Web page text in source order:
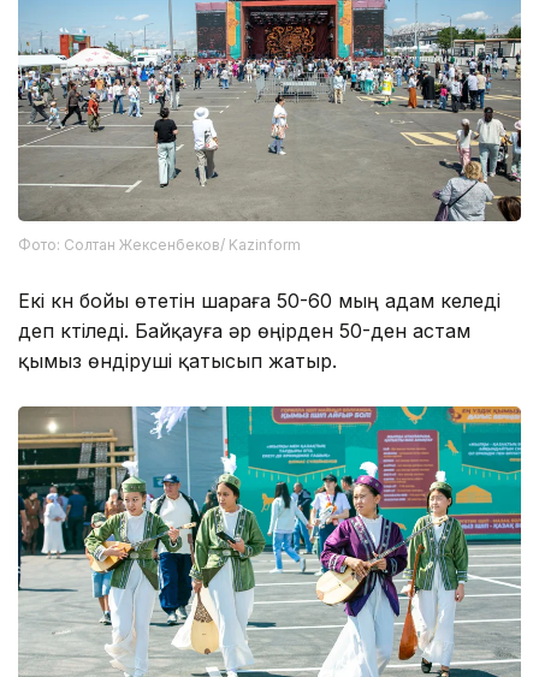
Фото: Солтан Жексенбеков/ Kazinform
Екі күн бойы өтетін шараға 50-60 мың адам келеді
деп күтіледі. Байқауға әр өңірден 50-ден астам
қымыз өндіруші қатысып жатыр.